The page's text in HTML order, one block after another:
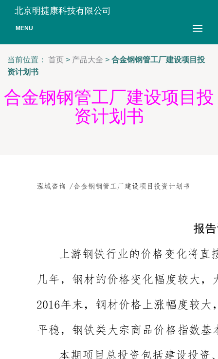
北京明捷康科技有限公司
MENU
当前位置： 首页 > 产品大全 > 合金钢钢管工厂建设项目投
资计划书
合金钢钢管工厂建设项目投
资计划书